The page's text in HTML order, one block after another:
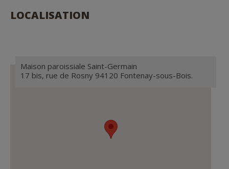
LOCALISATION
Maison paroissiale Saint-Germain
17 bis, rue de Rosny 94120 Fontenay-sous-Bois.